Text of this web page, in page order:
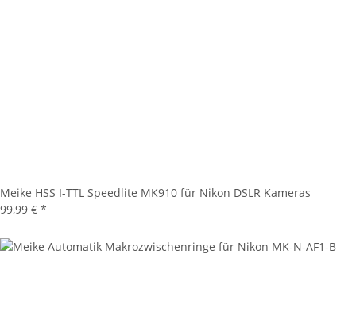
Meike HSS I-TTL Speedlite MK910 für Nikon DSLR Kameras
99,99 € *